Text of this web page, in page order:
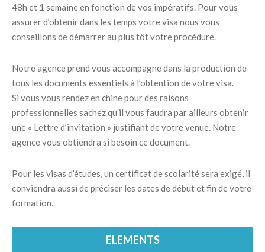
48h et 1 semaine en fonction de vos impératifs. Pour vous
assurer d’obtenir dans les temps votre visa nous vous
conseillons de démarrer au plus tôt votre procédure.
Notre agence prend vous accompagne dans la production de
tous les documents essentiels à l’obtention de votre visa.
Si vous vous rendez en chine pour des raisons
professionnelles sachez qu’il vous faudra par ailleurs obtenir
une « Lettre d’invitation » justifiant de votre venue. Notre
agence vous obtiendra si besoin ce document.
Pour les visas d’études, un certificat de scolarité sera exigé, il
conviendra aussi de préciser les dates de début et fin de votre
formation.
ELEMENTS